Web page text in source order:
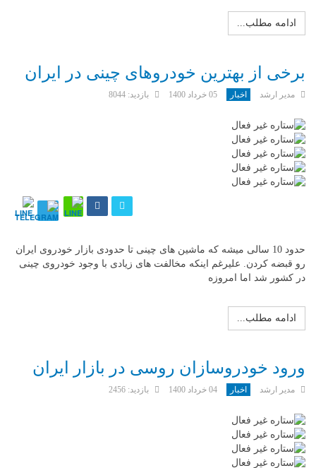
ادامه مطلب...
برخی از بهترین خودروهای چینی در ایران
مدیر ارشد اخبار 05 خرداد 1400 بازدید: 8044
حدود 10 سالی میشه که ماشین های چینی تا حدودی بازار خودروی ایران
رو قبضه کردن. علیرغم اینکه مخالفت های زیادی با وجود خودروی چینی
در کشور شد اما امروزه
ادامه مطلب...
ورود خودروسازان روسی در بازار ایران
مدیر ارشد اخبار 04 خرداد 1400 بازدید: 2456